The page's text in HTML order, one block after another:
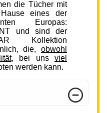
die Tücher mit
eines der
Europas:
und sind der
Kollektion
die, obwohl
, bei unsviel
werden kann.